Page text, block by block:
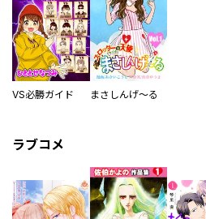
VS必勝ガイド まさしんげ～る
ラブコメ